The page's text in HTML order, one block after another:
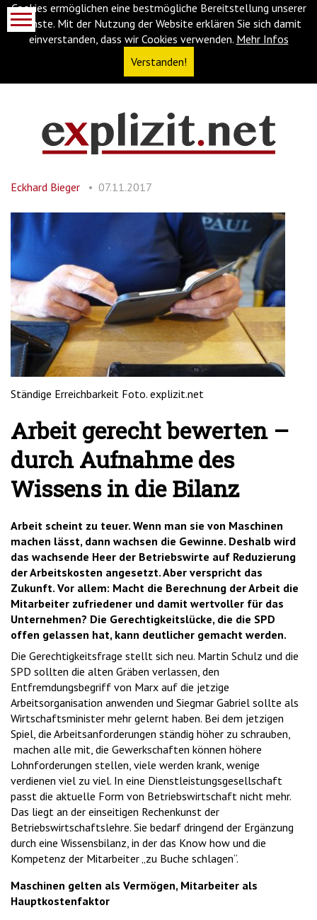
Cookies ermöglichen eine bestmögliche Bereitstellung unserer
Dienste. Mit der Nutzung der Website erklären Sie sich damit
einverstanden, dass wir Cookies verwenden. Mehr Infos
Verstanden!
(Accesskey
Navigation
springen
(Accesskey
'3')
Suche
springen
(Accesskey
'2')
Eckhard Bieger 07.11.2017
Ständige Erreichbarkeit Foto. explizit.net
Arbeit gerecht bewerten –
durch Aufnahme des
Wissens in die Bilanz
Arbeit scheint zu teuer. Wenn man sie von Maschinen
machen lässt, dann wachsen die Gewinne. Deshalb wird
das wachsende Heer der Betriebswirte auf Reduzierung
der Arbeitskosten angesetzt. Aber verspricht das
Zukunft. Vor allem: Macht die Berechnung der Arbeit die
Mitarbeiter zufriedener und damit wertvoller für das
Unternehmen? Die Gerechtigkeitslücke, die die SPD
offen gelassen hat, kann deutlicher gemacht werden.
Die Gerechtigkeitsfrage stellt sich neu. Martin Schulz und die
SPD sollten die alten Gräben verlassen, den
Entfremdungsbegriff von Marx auf die jetzige
Arbeitsorganisation anwenden und Siegmar Gabriel sollte als
Wirtschaftsminister mehr gelernt haben. Bei dem jetzigen
Spiel, die Arbeitsanforderungen ständig höher zu schrauben,
machen alle mit, die Gewerkschaften können höhere
Lohnforderungen stellen, viele werden krank, wenige
verdienen viel zu viel. In eine Dienstleistungsgesellschaft
passt die aktuelle Form von Betriebswirtschaft nicht mehr.
Das liegt an der einseitigen Rechenkunst der
Betriebswirtschaftslehre. Sie bedarf dringend der Ergänzung
durch eine Wissensbilanz, in der das Know how und die
Kompetenz der Mitarbeiter „zu Buche schlagen“.
Maschinen gelten als Vermögen, Mitarbeiter als
Hauptkostenfaktor